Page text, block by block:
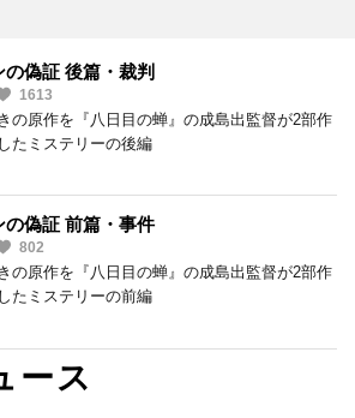
の偽証 後篇・裁判
1613
の原作を『八日目の蝉』の成島出監督が2部作
たミステリーの後編
の偽証 前篇・事件
802
の原作を『八日目の蝉』の成島出監督が2部作
たミステリーの前編
ース